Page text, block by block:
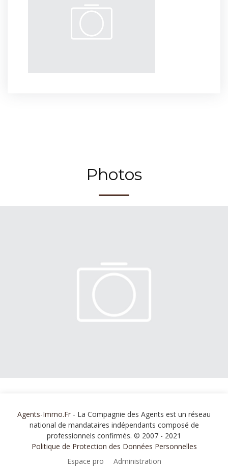
Photos
Agents-Immo.Fr - La Compagnie des Agents est un réseau
national de mandataires indépendants composé de
professionnels confirmés. © 2007 - 2021
Politique de Protection des Données Personnelles
Espace pro
Administration